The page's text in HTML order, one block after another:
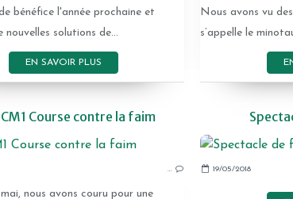
bénéfice l'année prochaine et
nouvelles solutions de...
EN SAVOIR PLUS
Nous avons vu
s’appelle le
Course contre la faim
…
nous avons couru pour une
19/05/2018